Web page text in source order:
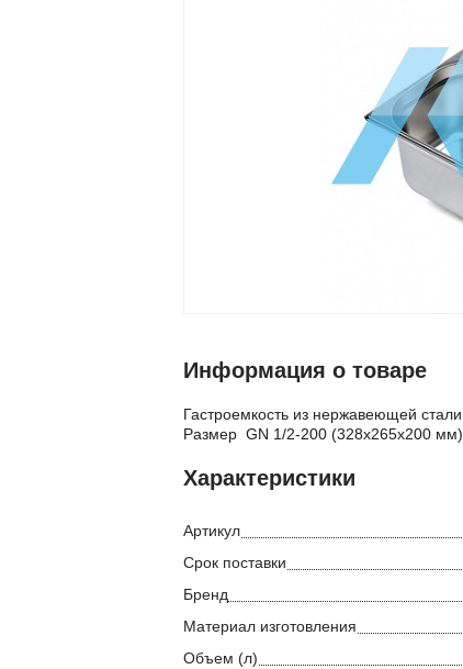
Информация о товаре
Гастроемкость из нержавеющей стали.
Размер GN 1/2-200 (328х265х200 мм)
Характеристики
Артикул
Срок поставки
Бренд
Материал изготовления
Объем (л)